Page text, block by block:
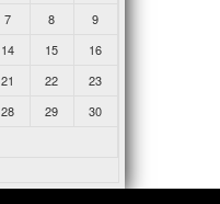
7 8
9
14 15
16
21 22
23
28 29
30